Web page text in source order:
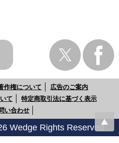
作権について
広告のご案内
て
特定商取引法に基づく表示
い合わせ
Wedge Rights Reserved